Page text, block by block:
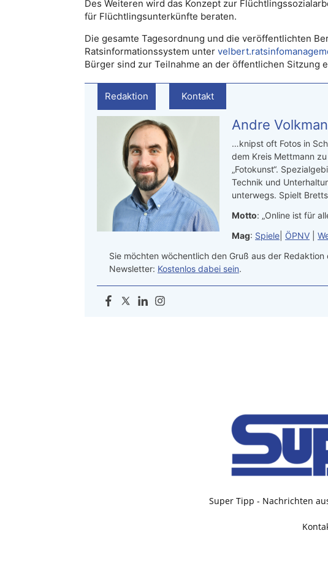
Des Weiteren wird das Konzept zur
für Flüchtlingsunterkünfte beraten.
Die gesamte Tagesordnung und die veröffentlichten
Ratsinformationssystem unter
Bürger sind zur Teilnahme an der öffentlichen Sitzung
Redaktion Kontakt
Andre
…knipst oft Fotos in
dem Kreis Mettmann
„Fotokunst“.
Technik und
unterwegs. Spielt
Motto: „Online ist für
Mag: Spiele ÖPNV
Sie möchten wöchentlich den Gruß aus der Redaktion
Newsletter: Kostenlos dabei sein.
Super Tipp - Nachrichten